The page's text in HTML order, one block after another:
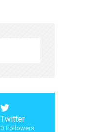
Twitter
0 Followers